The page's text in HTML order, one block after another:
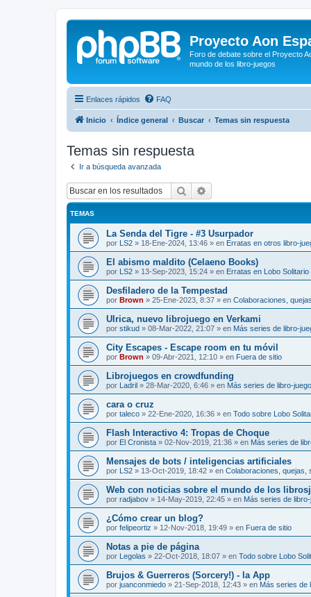
Proyecto Aon
Foro de debate sobre el Proyecto
mundo de los libro-juegos
Enlaces rápidos FAQ
Inicio Índice general Buscar Temas sin respuesta
Temas sin respuesta
Ir a búsqueda avanzada
Buscar
TEMAS
La Senda del Tigre - #3 Usurpador
por LS2 » 18-Ene-2024, 13:46 » en Erratas en otros libro-
El abismo maldito (Celaeno Books)
por LS2 » 13-Sep-2023, 15:24 » en Erratas en Lobo Solitario
Desfiladero de la Tempestad
por Brown » 25-Ene-2023, 8:37 » en Colaboraciones,
Ulrica, nuevo librojuego en Verkami
por stikud » 08-Mar-2022, 21:07 » en Más series de libro-
City Escapes - Escape room en tu móvil
por Brown » 09-Abr-2021, 12:10 » en Fuera de sitio
Librojuegos en crowdfunding
por Ladril » 28-Mar-2020, 6:46 » en Más series de libro-
cara o cruz
por taleco » 22-Ene-2020, 16:36 » en Todo sobre Lobo
Flash Interactivo 4: Tropas de Choque
por El Cronista » 02-Nov-2019, 21:36 » en Más series de
Mensajes de bots / inteligencias artificiales
por LS2 » 13-Oct-2019, 18:42 » en Colaboraciones, quejas,
Web con noticias sobre el mundo de los
por radjabov » 14-May-2019, 22:45 » en Más series de
¿Cómo crear un blog?
por felipeortiz » 12-Nov-2018, 19:49 » en Fuera de sitio
Notas a pie de página
por Legolas » 22-Oct-2018, 18:07 » en Todo sobre Lobo
Brujos & Guerreros (Sorcery!) - la App
por juanconmiedo » 21-Sep-2018, 12:43 » en Más series de